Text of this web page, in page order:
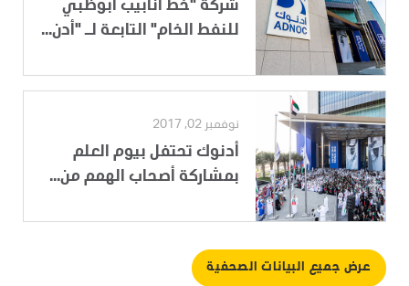
شركة "خط أنابيب أبوظبي
للنفط الخام" التابعة لـ "أدن...
نوفمبر 02, 2017
أدنوك تحتفل بيوم العلم
بمشاركة أصحاب الهمم من...
عرض جميع البيانات الصحفية